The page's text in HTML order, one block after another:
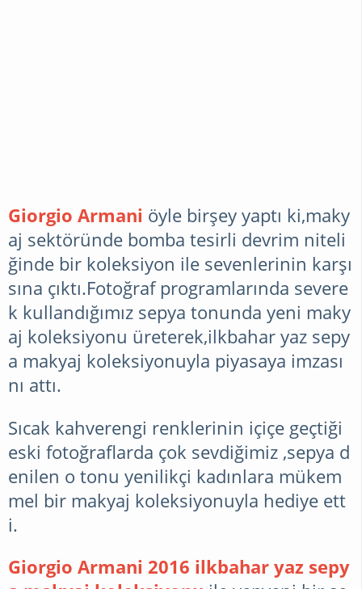
Giorgio Armani öyle birşey yaptı ki,maky
aj sektöründe bomba tesirli devrim niteli
ğinde bir koleksiyon ile sevenlerinin karşı
sına çıktı.Fotoğraf programlarında severe
k kullandığımız sepya tonunda yeni maky
aj koleksiyonu üreterek,ilkbahar yaz sepy
a makyaj koleksiyonuyla piyasaya imzası
nı attı.
Sıcak kahverengi renklerinin içiçe geçtiği
eski fotoğraflarda çok sevdiğimiz ,sepya d
enilen o tonu yenilikçi kadınlara mükem
mel bir makyaj koleksiyonuyla hediye ett
i.
Giorgio Armani 2016 ilkbahar yaz sepy